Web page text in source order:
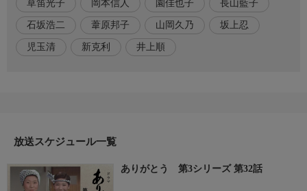
に困り、相談相手に素子を連れて来た。唯一に好意を抱いていた
素子は、唯一に失恋する様な相手がいた事に腹を立てていたが、
唯一からその相手が自分だと聞かされ、思わず照れてしまうのだ
った。
草笛光子 岡本信人 園佳也子 長山藍子
石坂浩二 葦原邦子 山岡久乃 坂上忍
児玉清 新克利 井上順
放送スケジュール一覧
ありがとう 第3シリーズ 第32話